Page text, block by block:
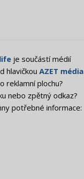
je součástí médií
hlavičkou AZET média
reklamní plochu?
nebo zpětný odkaz?
potřebné informace: